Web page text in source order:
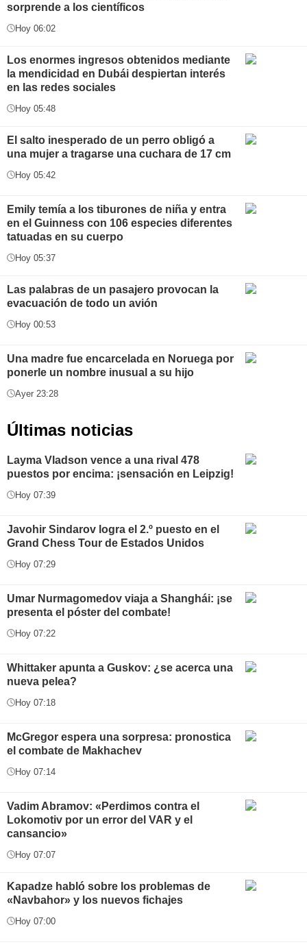
sorprende a los científicos
Hoy 06:02
Los enormes ingresos obtenidos mediante
la mendicidad en Dubái despiertan interés
en las redes sociales
Hoy 05:48
El salto inesperado de un perro obligó a
una mujer a tragarse una cuchara de 17 cm
Hoy 05:42
Emily temía a los tiburones de niña y entra
en el Guinness con 106 especies diferentes
tatuadas en su cuerpo
Hoy 05:37
Las palabras de un pasajero provocan la
evacuación de todo un avión
Hoy 00:53
Una madre fue encarcelada en Noruega por
ponerle un nombre inusual a su hijo
Ayer 23:28
Últimas noticias
Layma Vladson vence a una rival 478
puestos por encima: ¡sensación en Leipzig!
Hoy 07:39
Javohir Sindarov logra el 2.º puesto en el
Grand Chess Tour de Estados Unidos
Hoy 07:29
Umar Nurmagomedov viaja a Shanghái: ¡se
presenta el póster del combate!
Hoy 07:22
Whittaker apunta a Guskov: ¿se acerca una
nueva pelea?
Hoy 07:18
McGregor espera una sorpresa: pronostica
el combate de Makhachev
Hoy 07:14
Vadim Abramov: «Perdimos contra el
Lokomotiv por un error del VAR y el
cansancio»
Hoy 07:07
Kapadze habló sobre los problemas de
«Navbahor» y los nuevos fichajes
Hoy 07:00